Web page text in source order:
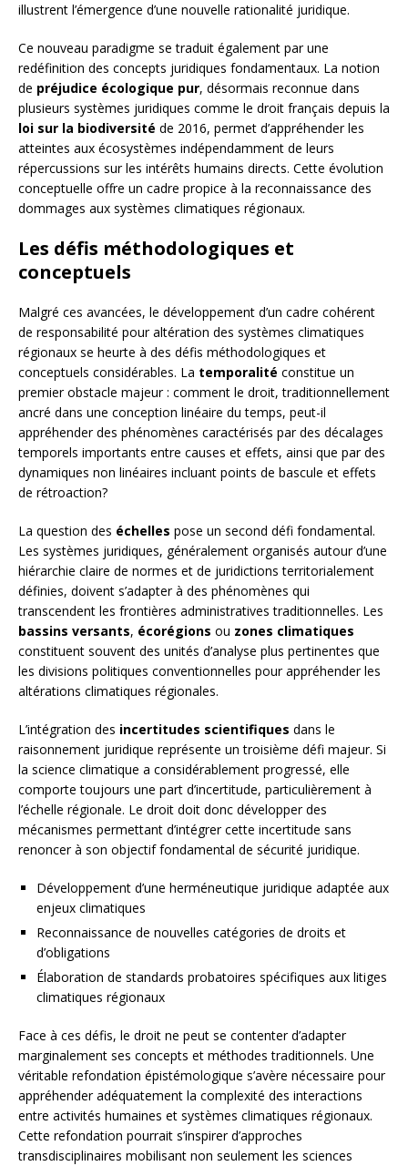
illustrent l’émergence d’une nouvelle rationalité juridique.
Ce nouveau paradigme se traduit également par une
redéfinition des concepts juridiques fondamentaux. La notion
de préjudice écologique pur, désormais reconnue dans
plusieurs systèmes juridiques comme le droit français depuis la
loi sur la biodiversité de 2016, permet d’appréhender les
atteintes aux écosystèmes indépendamment de leurs
répercussions sur les intérêts humains directs. Cette évolution
conceptuelle offre un cadre propice à la reconnaissance des
dommages aux systèmes climatiques régionaux.
Les défis méthodologiques et
conceptuels
Malgré ces avancées, le développement d’un cadre cohérent
de responsabilité pour altération des systèmes climatiques
régionaux se heurte à des défis méthodologiques et
conceptuels considérables. La temporalité constitue un
premier obstacle majeur : comment le droit, traditionnellement
ancré dans une conception linéaire du temps, peut-il
appréhender des phénomènes caractérisés par des décalages
temporels importants entre causes et effets, ainsi que par des
dynamiques non linéaires incluant points de bascule et effets
de rétroaction?
La question des échelles pose un second défi fondamental.
Les systèmes juridiques, généralement organisés autour d’une
hiérarchie claire de normes et de juridictions territorialement
définies, doivent s’adapter à des phénomènes qui
transcendent les frontières administratives traditionnelles. Les
bassins versants, écorégions ou zones climatiques
constituent souvent des unités d’analyse plus pertinentes que
les divisions politiques conventionnelles pour appréhender les
altérations climatiques régionales.
L’intégration des incertitudes scientifiques dans le
raisonnement juridique représente un troisième défi majeur. Si
la science climatique a considérablement progressé, elle
comporte toujours une part d’incertitude, particulièrement à
l’échelle régionale. Le droit doit donc développer des
mécanismes permettant d’intégrer cette incertitude sans
renoncer à son objectif fondamental de sécurité juridique.
Développement d’une herméneutique juridique adaptée aux
enjeux climatiques
Reconnaissance de nouvelles catégories de droits et
d’obligations
Élaboration de standards probatoires spécifiques aux litiges
climatiques régionaux
Face à ces défis, le droit ne peut se contenter d’adapter
marginalement ses concepts et méthodes traditionnels. Une
véritable refondation épistémologique s’avère nécessaire pour
appréhender adéquatement la complexité des interactions
entre activités humaines et systèmes climatiques régionaux.
Cette refondation pourrait s’inspirer d’approches
transdisciplinaires mobilisant non seulement les sciences